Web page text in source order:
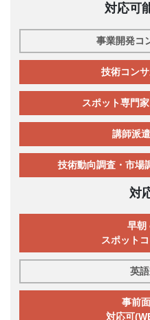
対応可
事業開発コ
技術コン
スポット専門
講師派
技術動向調査・市場
対
早朝
スポット
英
事前
対応可